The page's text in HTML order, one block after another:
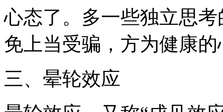
心态了。多一些独立思
免上当受骗，方为健康的
三、晕轮效应